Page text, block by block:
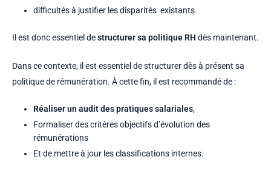
difficultés à justifier les disparités existants.
Il est donc essentiel destructurer sa politique RH dès maintenant.
Dans ce contexte, il est essentiel de structurer dès à présent sa
politique de rémunération. À cette fin, il est recommandé de :
Réaliser un audit des pratiques salariales,
Formaliser des critères objectifs d’évolution des
rémunérations
Et de mettre à jour les classifications internes.